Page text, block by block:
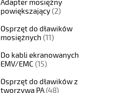
Adapter mosiężny
powiększający(2)
Osprzęt do dławików
mosiężnych (11)
Do kabli ekranowanych
EMV/EMC (15)
Osprzęt do dławików z
tworzywa PA(48)